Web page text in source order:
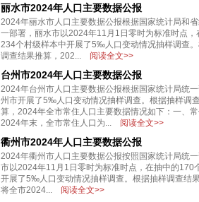
丽水市2024年人口主要数据公报
2024年丽水市人口主要数据公报根据国家统计局和
一部署，丽水市以2024年11月1日零时为标准时点，
234个村级样本中开展了5‰人口变动情况抽样调查
调查结果推算，202...
阅读全文>>
台州市2024年人口主要数据公报
2024年台州市人口主要数据公报根据国家统计局统
州市开展了5‰人口变动情况抽样调查。根据抽样调
算，2024年全市常住人口主要数据情况如下：一、常
2024年末，全市常住人口为...
阅读全文>>
衢州市2024年人口主要数据公报
2024年衢州市人口主要数据公报按照国家统计局统一
市以2024年11月1日零时为标准时点，在抽中的170
开展了5‰人口变动情况抽样调查。根据抽样调查结
将全市2024...
阅读全文>>